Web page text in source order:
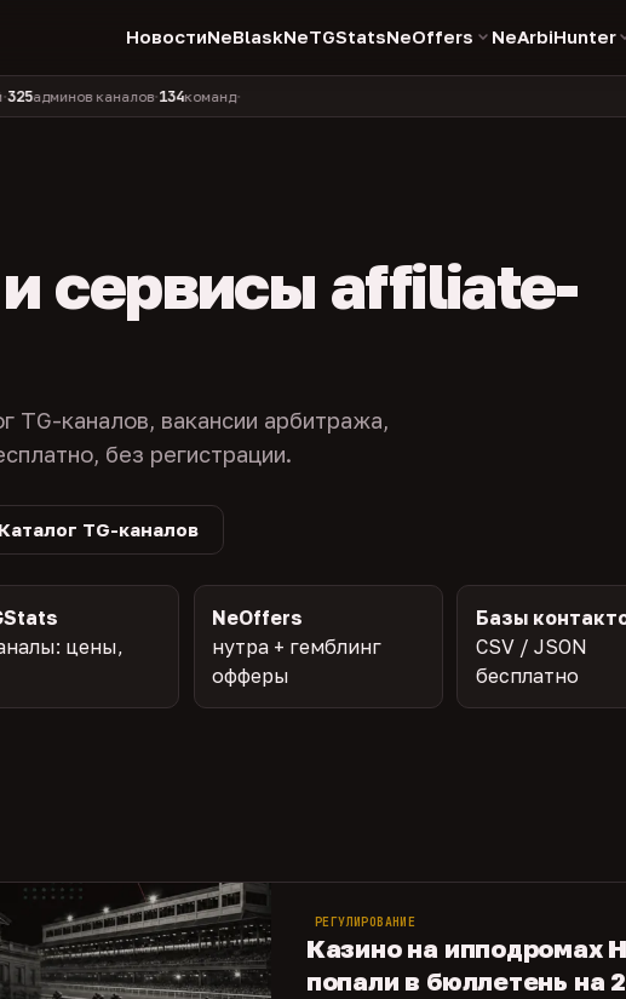
НовостиNeBlaskNeTGStatsNeOffers NeArbiHunter
каналов•134команд• 11 990
сервисы affiliate-
TG-каналов, вакансии арбитража,
без регистрации.
TG-каналов
цены,
NeOffers
нутра + гемблинг
офферы
Базы
CSV / JSON
бесплатно
РЕГУЛИРОВАНИЕ
Казино на ипподромах
попали в бюллетень на